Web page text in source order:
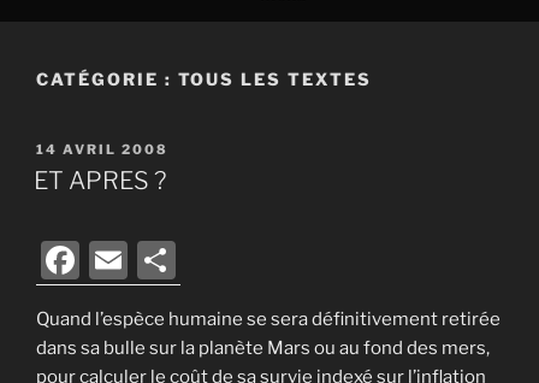
CATÉGORIE : TOUS LES TEXTES
PUBLIÉ
LE
14 AVRIL 2008
ET APRES ?
F
a
c
E
m
ai
ar
ta
Quand l’espèce humaine se sera définitivement retirée
dans sa bulle sur la planète Mars ou au fond des mers,
pour calculer le coût de sa survie indexé sur l’inflation